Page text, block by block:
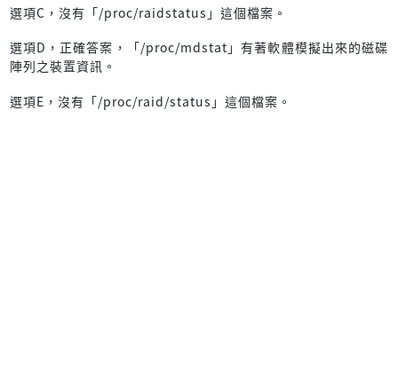
選項C，沒有「/proc/raidstatus」這個檔案。
選項D，正確答案，「/proc/mdstat」有著軟體模擬出來的磁碟
陣列之裝置資訊。
選項E，沒有「/proc/raid/status」這個檔案。